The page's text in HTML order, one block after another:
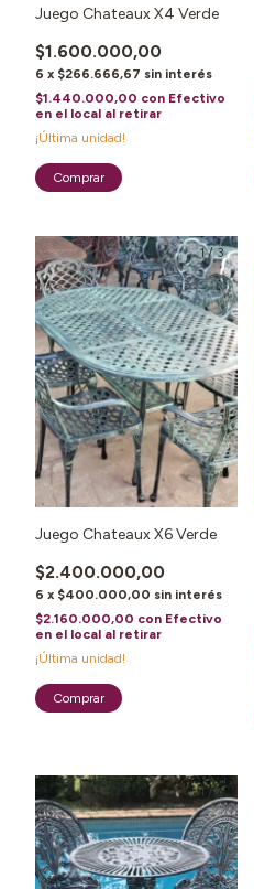
Juego Chateaux X4 Verde
$1.600.000,00
6 x $266.666,67 sin interés
$1.440.000,00 con Efectivo
en el local al retirar
¡Última unidad!
1/3
Juego Chateaux X6 Verde
$2.400.000,00
6 x $400.000,00 sin interés
$2.160.000,00 con Efectivo
en el local al retirar
¡Última unidad!
1/3